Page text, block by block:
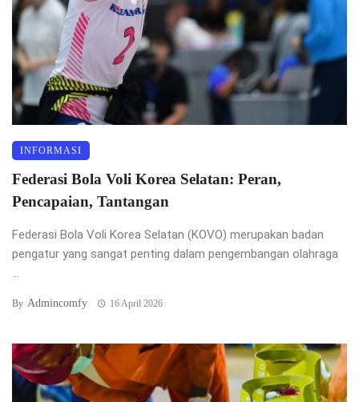
INFORMASI
Federasi Bola Voli Korea Selatan: Peran,
Pencapaian, Tantangan
Federasi Bola Voli Korea Selatan (KOVO) merupakan badan
pengatur yang sangat penting dalam pengembangan olahraga
...
By Admincomfy 16 April 2026